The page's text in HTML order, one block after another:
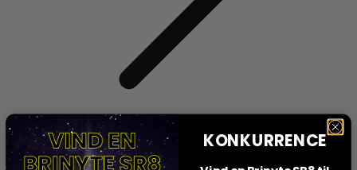
Sommerferie i shoppen - kontant os pr. email og forvent lidt længere
leveringstider.
KONKURRENCE